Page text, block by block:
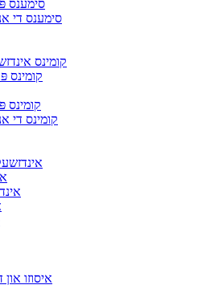
סימענס
סימענס די
קומינס
קומינס
קומינס
קומינס די
איסוזו